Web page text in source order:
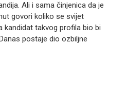
Ali i sama činjenica da je
govori koliko se svijet
kandidat takvog profila bio bi
postaje dio ozbiljne